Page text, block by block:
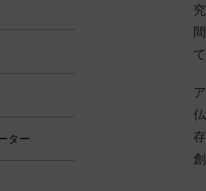
ター